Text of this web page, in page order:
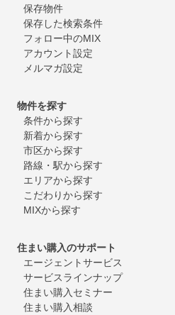
保存物件
保存した検索条件
フォロー中のMIX
アカウント設定
メルマガ設定
物件を探す
条件から探す
新着から探す
市区から探す
路線・駅から探す
エリアから探す
こだわりから探す
MIXから探す
住まい購入のサポート
エージェントサービス
サービスラインナップ
住まい購入セミナー
住まい購入相談